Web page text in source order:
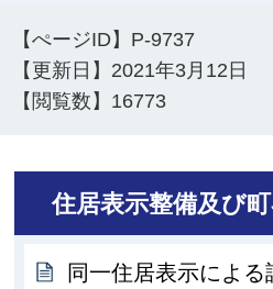
【ぺージID】 P-9737
【更新日】 2021年3月12日
【閲覧数】 16773
住居表示整備及び
同一住居表示によ